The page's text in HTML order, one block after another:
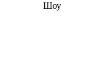
Шоу